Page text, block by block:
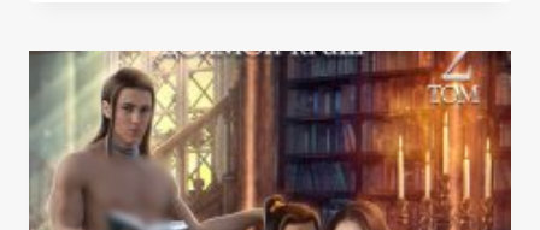
НЕСНОСНАЯ
КОМАНДА.
ЧАСТЬ
5